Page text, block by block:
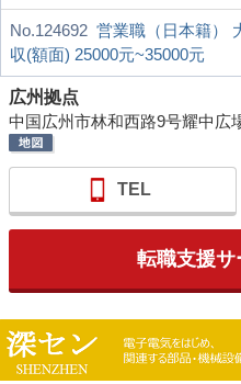
No.124692 営業職（日本籍）
収(額面) 25000元~35000元
広州拠点
中国広州市林和西路9号耀中広
TEL
転職支援